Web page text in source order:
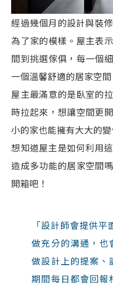
經過幾個月的設計與裝
為了家的模樣。屋主表
間到挑選傢俱，每一個
一個溫馨舒適的居家空間
屋主最滿意的是臥室的
時拉起來，想讓空間更
小的家也能擁有大大的變
想知道屋主是如何利用
造成多功能的居家空間
開箱吧！
「設計師會提供
做充分的溝通，也
做設計上的提案、
期間每日都會回報